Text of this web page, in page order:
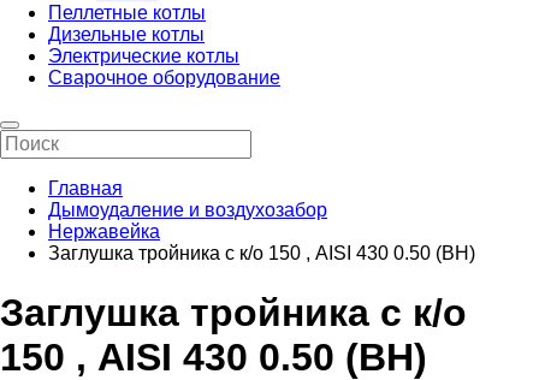
Пеллетные котлы
Дизельные котлы
Электрические котлы
Сварочное оборудование
Главная
Дымоудаление и воздухозабор
Нержавейка
Заглушка тройника с к/о 150 , AISI 430 0.50 (ВН)
Заглушка тройника с к/о
150 , AISI 430 0.50 (ВН)